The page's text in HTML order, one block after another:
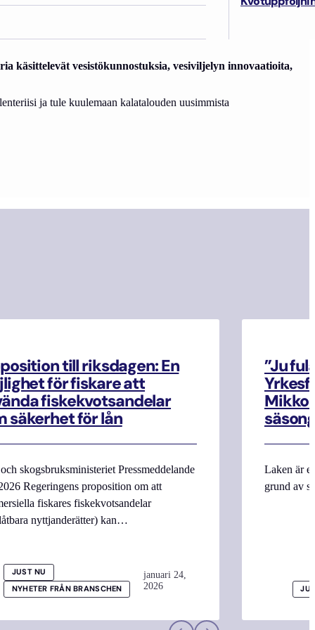
käsittelevät vesistökunnostuksia, vesiviljelyn innovaatioita,
ja tule kuulemaan kalatalouden uusimmista
till riksdagen: En
för fiskare att
fiskekvotsandelar
säkerhet för lån
skogsbruksministeriet Pressmeddelande
Regeringens proposition om att
fiskares fiskekvotsandelar
nyttjanderätter) kan…
JUST NU
NYHETER FRÅN BRANSCHEN
januari 24,
2026
”Ju
Mikko
Laken är
grund av